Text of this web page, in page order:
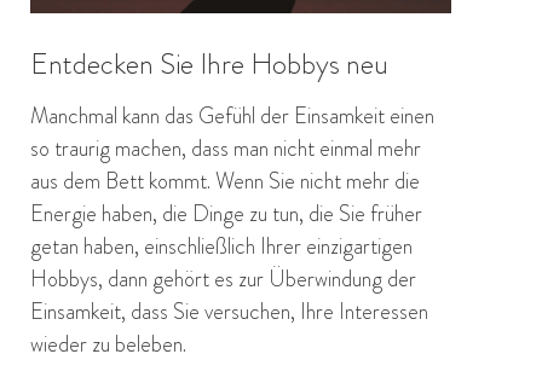
Entdecken Sie Ihre Hobbys neu
Manchmal kann das Gefühl der Einsamkeit einen
so traurig machen, dass man nicht einmal mehr
aus dem Bett kommt. Wenn Sie nicht mehr die
Energie haben, die Dinge zu tun, die Sie früher
getan haben, einschließlich Ihrer einzigartigen
Hobbys, dann gehört es zur Überwindung der
Einsamkeit, dass Sie versuchen, Ihre Interessen
wieder zu beleben.